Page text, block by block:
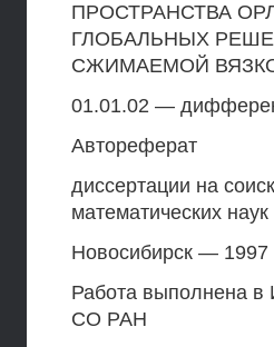
ПРОСТРАНСТВА
ГЛОБАЛЬНЫХ
СЖИМАЕМОЙ
01.01.02 —
Автореферат
диссертации на
математических наук
Новосибирск — 1997
Работа выполнена в
СО РАН